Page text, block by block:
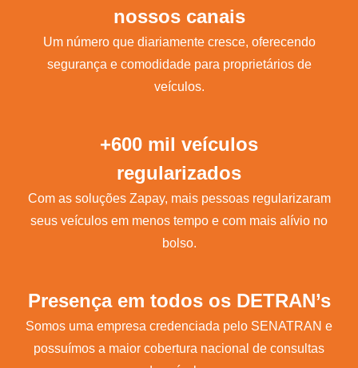
nossos canais
Um número que diariamente cresce, oferecendo
segurança e comodidade para proprietários de
veículos.
+600 mil veículos
regularizados
Com as soluções Zapay, mais pessoas regularizaram
seus veículos em menos tempo e com mais alívio no
bolso.
Presença em todos os DETRAN’s
Somos uma empresa credenciada pelo SENATRAN e
possuímos a maior cobertura nacional de consultas